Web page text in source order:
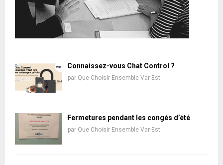
Connaissez-vous Chat Control ?
par Que Choisir Ensemble Var-Est
Fermetures pendant les congés d’été
par Que Choisir Ensemble Var-Est